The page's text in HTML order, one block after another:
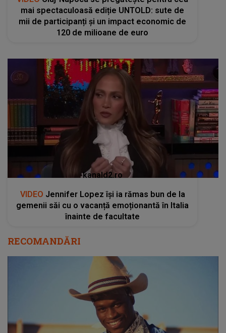
mai spectaculoasă ediție UNTOLD: sute de
mii de participanți și un impact economic de
120 de milioane de euro
kanald2.ro
VIDEO Jennifer Lopez își ia rămas bun de la
gemenii săi cu o vacanță emoționantă în Italia
înainte de facultate
RECOMANDĂRI